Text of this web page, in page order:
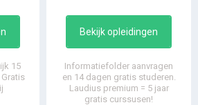
15
Bekijk opleidingen
Informatiefolder aanvragen
en 14 dagen gratis studeren.
Laudius premium = 5 jaar
gratis curssusen!